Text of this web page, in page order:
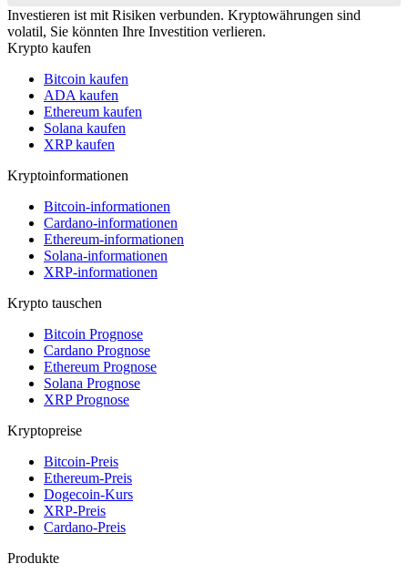
Investieren ist mit Risiken verbunden. Kryptowährungen sind
volatil, Sie könnten Ihre Investition verlieren.
Krypto kaufen
Bitcoin kaufen
ADA kaufen
Ethereum kaufen
Solana kaufen
XRP kaufen
Kryptoinformationen
Bitcoin-informationen
Cardano-informationen
Ethereum-informationen
Solana-informationen
XRP-informationen
Krypto tauschen
Bitcoin Prognose
Cardano Prognose
Ethereum Prognose
Solana Prognose
XRP Prognose
Kryptopreise
Bitcoin-Preis
Ethereum-Preis
Dogecoin-Kurs
XRP-Preis
Cardano-Preis
Produkte